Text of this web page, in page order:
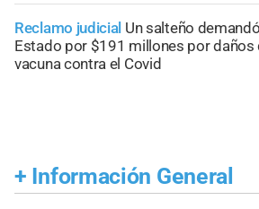
Reclamo judicial Un salteño
Estado por $191 millones por daños
vacuna contra el Covid
+ Información General